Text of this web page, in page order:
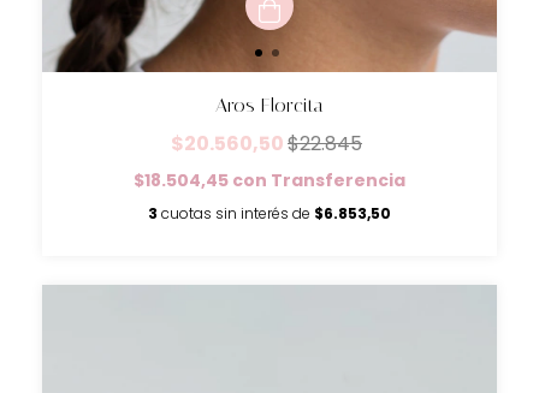
Aros Florcita
$20.560,50$22.845
$18.504,45 con Transferencia
3 cuotas sin interés de $6.853,50